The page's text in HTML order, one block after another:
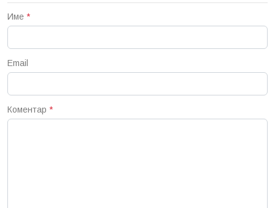
Име *
Email
Коментар *